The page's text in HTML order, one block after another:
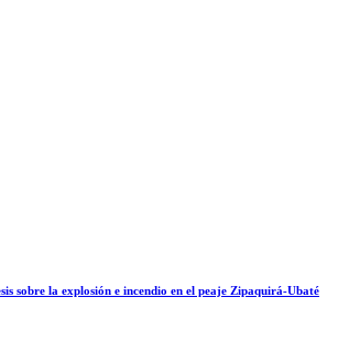
sobre la explosión e incendio en el peaje Zipaquirá-Ubaté